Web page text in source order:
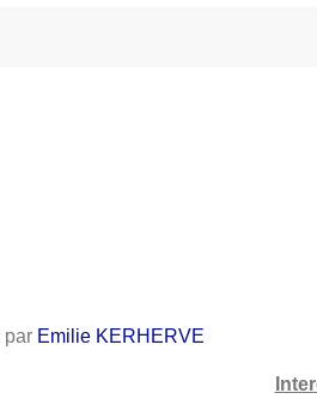
par Emilie KERHERVE